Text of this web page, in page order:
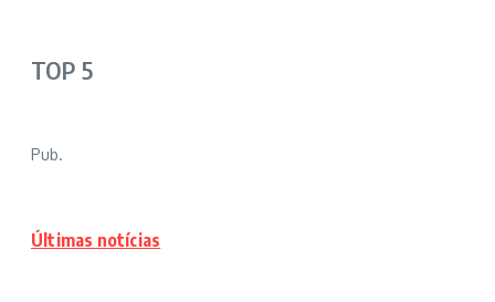
TOP 5
Pub.
Últimas notícias